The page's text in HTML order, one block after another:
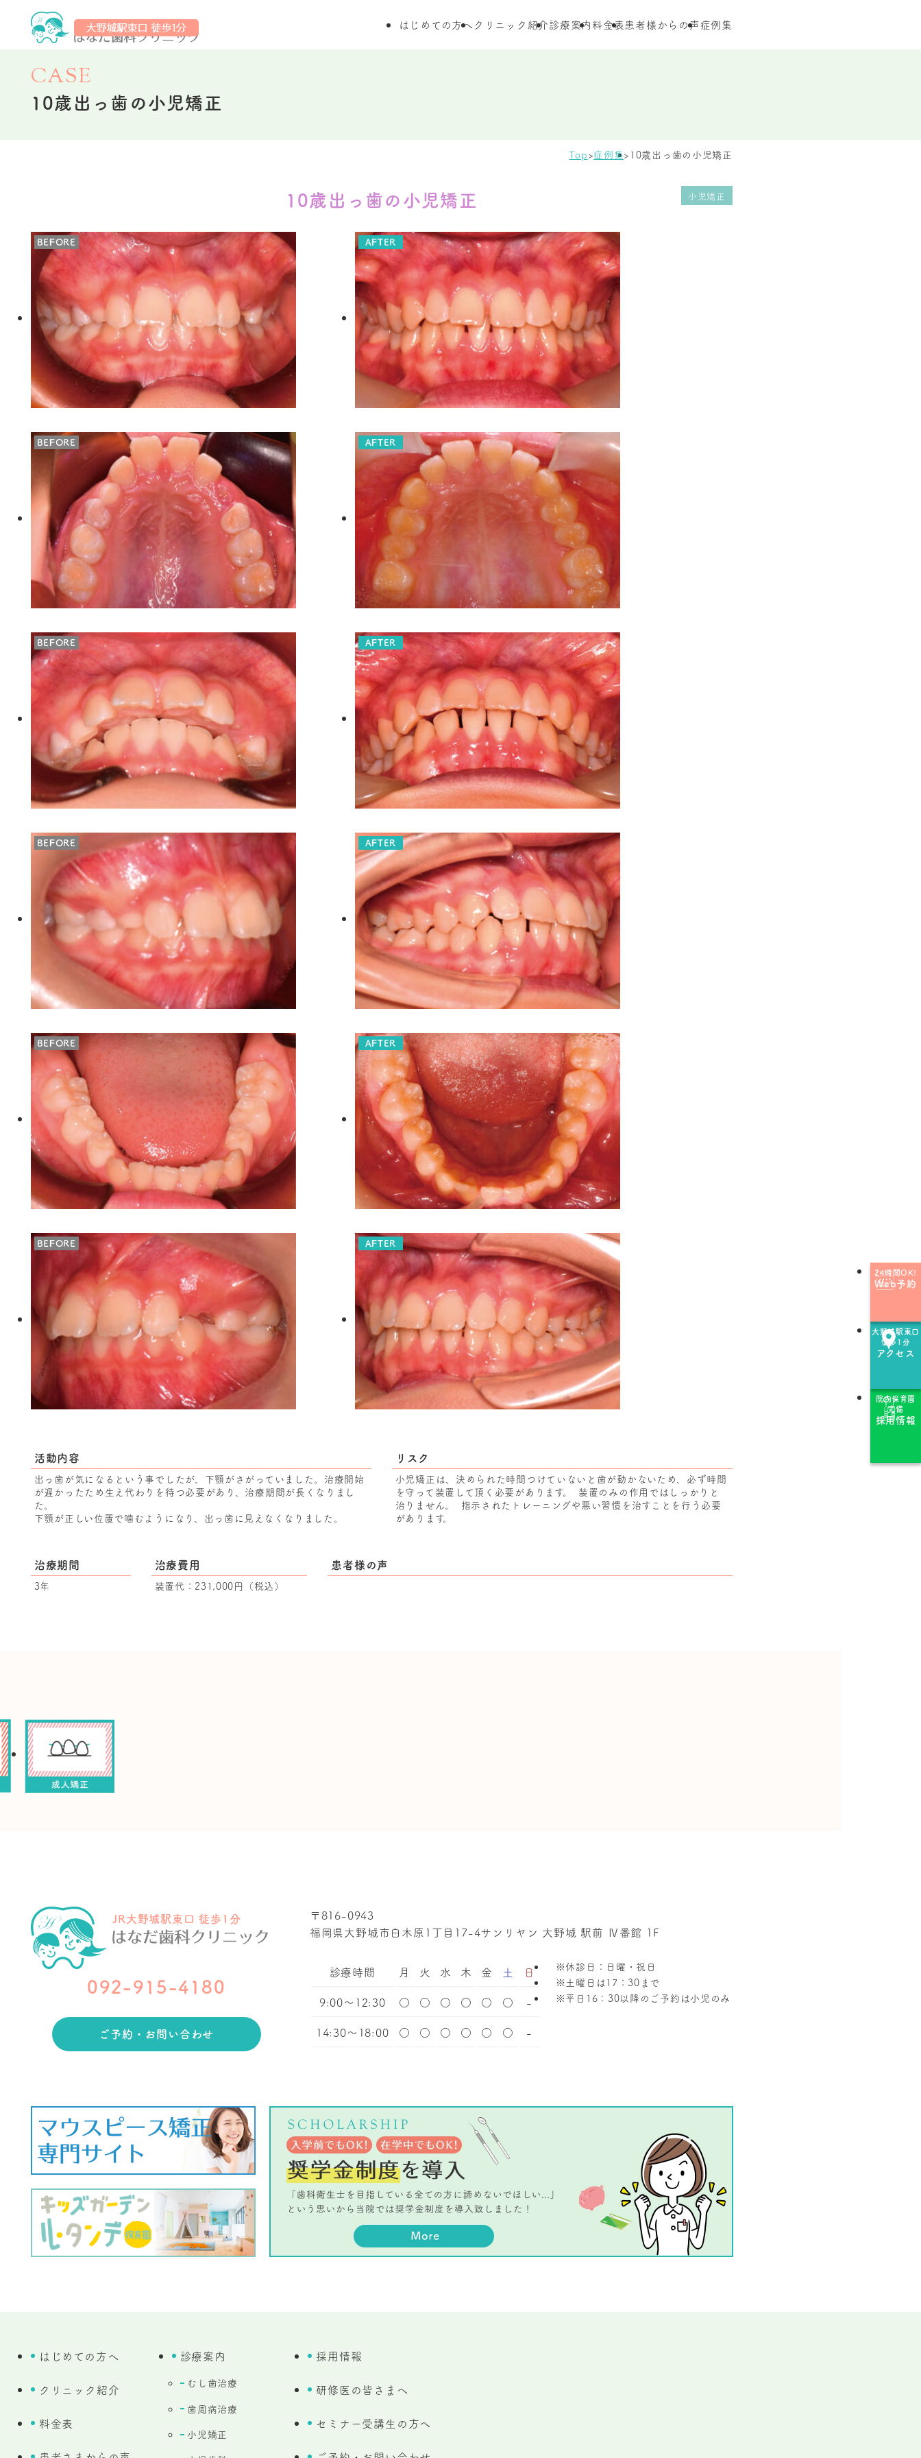
はじめての方へ クリニック紹介診療案内料金表患者様からの声症例集
CASE
10歳出っ歯の小児矯正
Top 症例集 10歳出っ歯の小児矯正
小児矯正
10歳出っ歯の小児矯正
BEFORE AFTER
BEFORE AFTER
BEFORE AFTER
BEFORE AFTER
BEFORE AFTER
BEFORE AFTER
活動内容
出っ歯が気になるという事でしたが、下顎がさがっていました。治療開始
が遅かったため生え代わりを待つ必要があり、治療期間が長くなりまし
た。
下顎が正しい位置で噛むようになり、出っ歯に見えなくなりました。
リスク
小児矯正は、決められた時間つけていないと歯が動かないため、必ず時間
を守って装置して頂く必要があります。 装置のみの作用ではしっかりと
治りません。 指示されたトレーニングや悪い習慣を治すことを行う必要
があります。
治療期間
3年
治療費用
装置代：231,000円（税込）
患者様の声
院内保育園
完備
採用情報
大野城駅東口
徒歩1分
アクセス
24時間OK!
Web予約
JR大野城駅東口 徒歩1分
092-915-4180
ご予約・お問い合わせ
〒816-0943
福岡県大野城市白木原1丁目17-4サンリヤン 大野城 駅前 Ⅳ番館 1F
診療時間 月 火 水 木 金 土
日
9:00～12:30
○ ○ ○ ○ ○ ○
-
14:30～18:00
○ ○ ○ ○ ○ ○ -
※休診日：日曜・祝日
※土曜日は17：30まで
※平日16：30以降のご予約は小児のみ
はじめての方へ
クリニック紹介
料金表
診療案内
むし歯治療
歯周病治療
小児矯正
採用情報
研修医の皆さまへ
セミナー受講生の方へ